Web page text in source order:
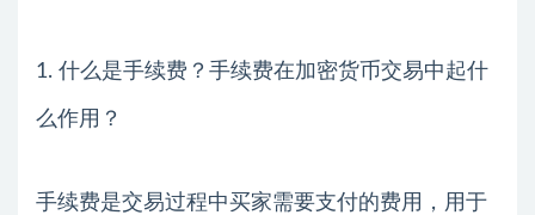
1. 什么是手续费？手续费在加密货币交易中起什
么作用？
手续费是交易过程中买家需要支付的费用，用于